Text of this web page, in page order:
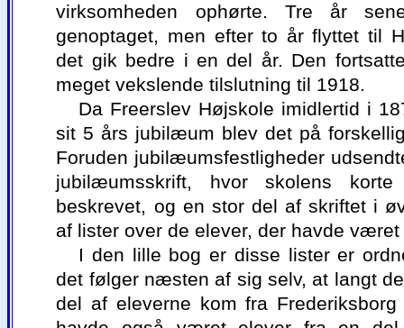
virksomheden ophørte. Tre år
genoptaget, men efter to år flyttet til
det gik bedre i en del år. Den
meget vekslende tilslutning til 1918.
Da Freerslev Højskole imidlertid i
sit 5 års jubilæum blev det på
Foruden jubilæumsfestligheder
jubilæumsskrift, hvor skolens
beskrevet, og en stor del af skriftet i
af lister over de elever, der havde været
I den lille bog er disse lister er
det følger næsten af sig selv, at langt
del af eleverne kom fra